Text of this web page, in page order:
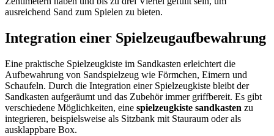
ausreichend Sand zum Spielen zu bieten.
Integration einer Spielzeugaufbewahrung
Eine praktische Spielzeugkiste im Sandkasten erleichtert die
Aufbewahrung von Sandspielzeug wie Förmchen, Eimern und
Schaufeln. Durch die Integration einer Spielzeugkiste bleibt der
Sandkasten aufgeräumt und das Zubehör immer griffbereit. Es gibt
verschiedene Möglichkeiten, eine spielzeugkiste sandkasten zu
integrieren, beispielsweise als Sitzbank mit Stauraum oder als
ausklappbare Box.